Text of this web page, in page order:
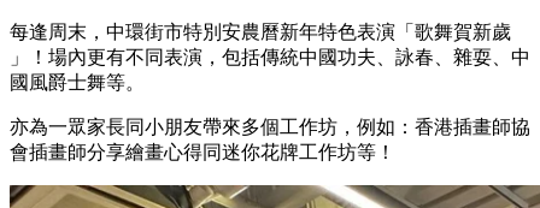
每逢周末，中環街市特別安農曆新年特色表演「歌舞賀新歲
」！場內更有不同表演，包括傳統中國功夫、詠春、雜耍、中
國風爵士舞等。
亦為一眾家長同小朋友帶來多個工作坊，例如：香港插畫師協
會插畫師分享繪畫心得同迷你花牌工作坊等！